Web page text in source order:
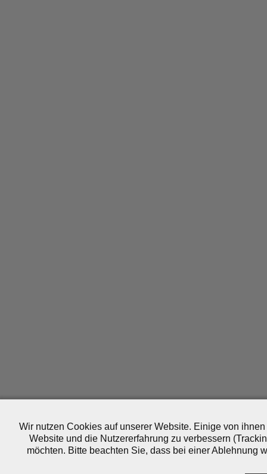
Wir nutzen Cookies auf unserer Website. Einige von
Website und die Nutzererfahrung zu verbessern
möchten. Bitte beachten Sie, dass bei einer Ablehnung